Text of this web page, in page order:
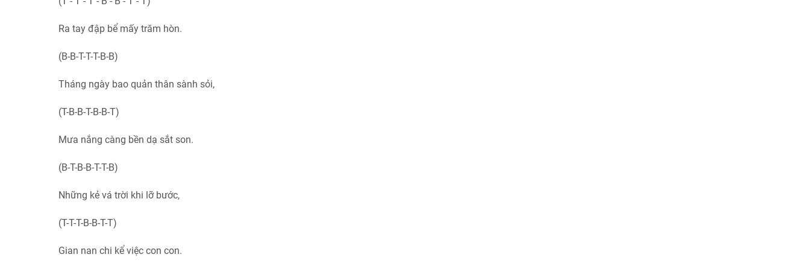
Ra tay đập bể mấy trăm hòn.
(B-B-T-T-T-B-B)
Tháng ngày bao quản thân sành sỏi,
(T-B-B-T-B-B-T)
Mưa nắng càng bền dạ sắt son.
(B-T-B-B-T-T-B)
Những kẻ vá trời khi lỡ bước,
(T-T-T-B-B-T-T)
Gian nan chi kể việc con con.